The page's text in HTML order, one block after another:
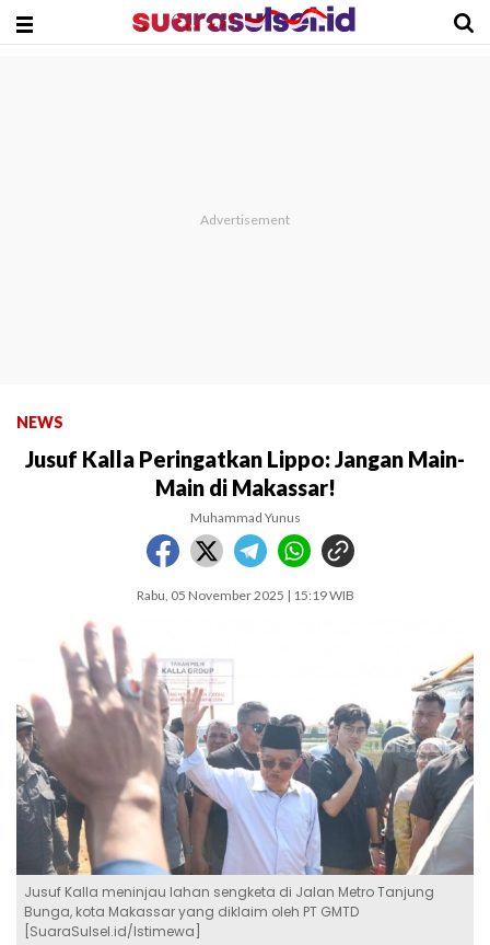
NEWS
Jusuf Kalla Peringatkan Lippo: Jangan Main-
Main di Makassar!
Muhammad Yunus
Rabu, 05 November 2025 | 15:19 WIB
Jusuf Kalla meninjau lahan sengketa di Jalan Metro Tanjung
Bunga, kota Makassar yang diklaim oleh PT GMTD
[SuaraSulsel.id/Istimewa]